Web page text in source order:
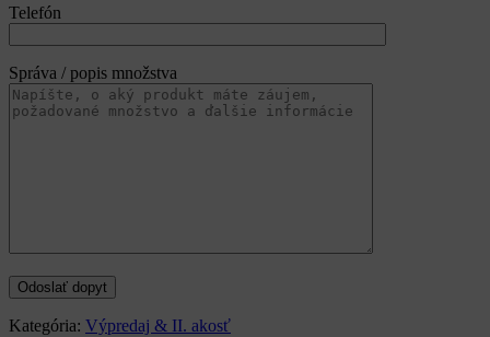
Telefón
Správa / popis množstva
Kategória: Výpredaj & II. akosť